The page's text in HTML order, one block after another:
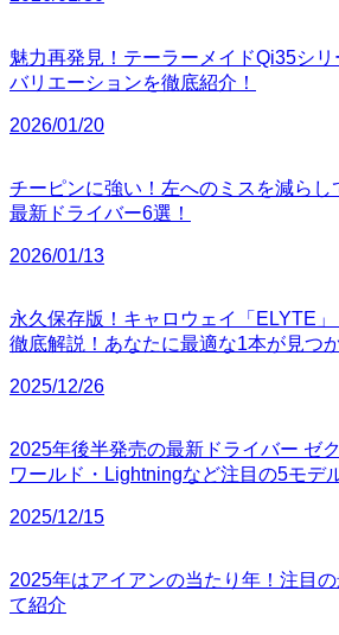
魅力再発見！テーラーメイドQi35シ
バリエーションを徹底紹介！
2026/01/20
チーピンに強い！左へのミスを減らし
最新ドライバー6選！
2026/01/13
永久保存版！キャロウェイ「ELYTE
徹底解説！あなたに最適な1本が見つ
2025/12/26
2025年後半発売の最新ドライバー ゼ
ワールド・Lightningなど注目の5モデ
2025/12/15
2025年はアイアンの当たり年！注目
て紹介